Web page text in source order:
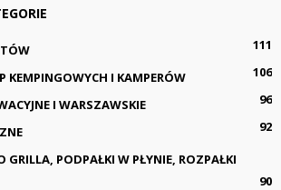
111
KEMPINGOWYCH I KAMPERÓW
106
I WARSZAWSKIE
96
92
GRILLA, PODPAŁKI W PŁYNIE, ROZPAŁKI
90